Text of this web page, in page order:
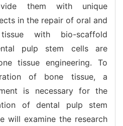
them with unique
in the repair of oral and
with bio-scaffold
pulp stem cells are
tissue engineering. To
of bone tissue, a
is necessary for the
of dental pulp stem
will examine the research